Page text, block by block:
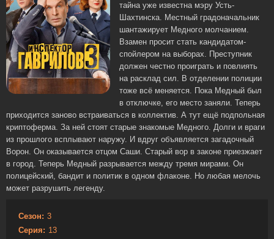
тайна уже известна мэру Усть-
Шахтинска. Местный градоначальник
шантажирует Медного молчанием.
Взамен просит стать кандидатом-
спойлером на выборах. Преступник
должен честно проиграть и повлиять
на расклад сил. В отделении полиции
тоже всё меняется. Пока Медный был
в отключке, его место заняли. Теперь
приходится заново встраиваться в коллектив. А тут ещё подпольная
криптоферма. За ней стоят старые знакомые Медного. Долги и враги
из прошлого всплывают наружу. И вдруг объявляется загадочный
Ворон. Он оказывается отцом Саши. Старый вор в законе приезжает
в город. Теперь Медный разрывается между тремя мирами. Он
полицейский, бандит и политик в одном флаконе. Но любая мелочь
может разрушить легенду.
Сезон: 3
Серия: 13